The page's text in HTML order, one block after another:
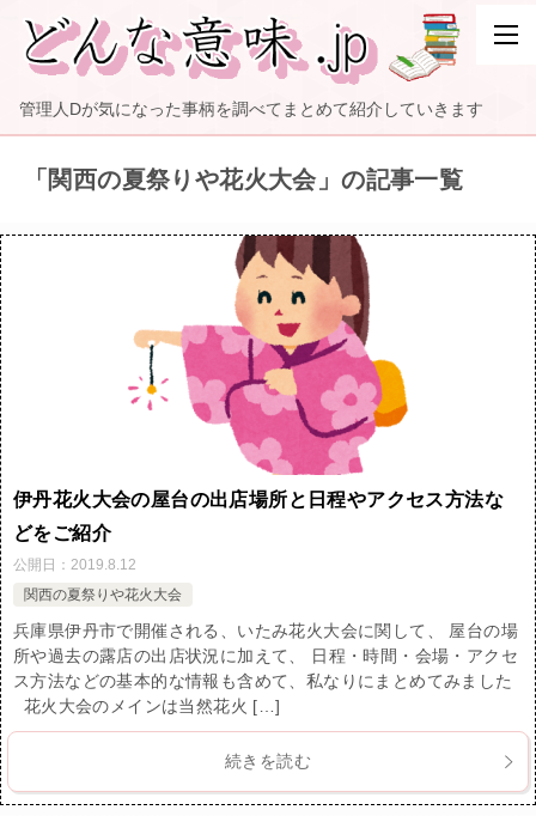
管理人Dが気になった事柄を調べてまとめて紹介していきます
「関西の夏祭りや花火大会」の記事一覧
伊丹花火大会の屋台の出店場所と日程やアクセス方法な
どをご紹介
公開日： 2019.8.12
関西の夏祭りや花火大会
兵庫県伊丹市で開催される、いたみ花火大会に関して、 屋台の場
所や過去の露店の出店状況に加えて、 日程・時間・会場・アクセ
ス方法などの基本的な情報も含めて、私なりにまとめてみました
花火大会のメインは当然花火 […]
続きを読む